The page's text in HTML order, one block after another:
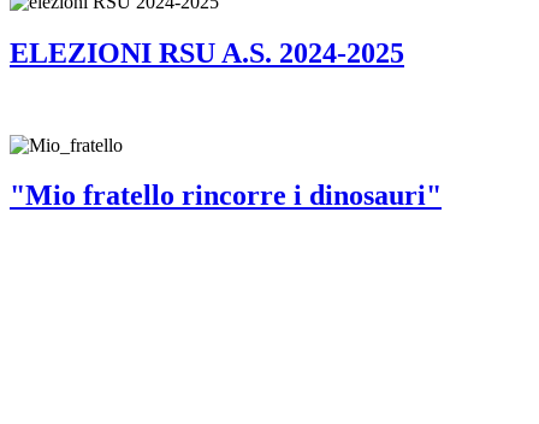
ELEZIONI RSU A.S. 2024-2025
"Mio fratello rincorre i dinosauri"